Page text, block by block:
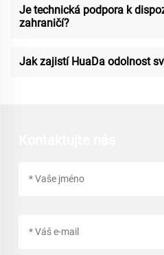
Je technická podpora k
zahraničí?
Jak zajistí HuaDa odolnost